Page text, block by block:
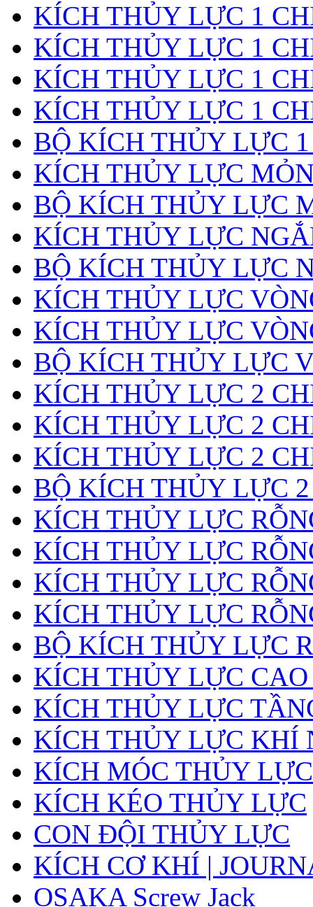
KÍCH THỦY LỰC 1
KÍCH THỦY LỰC 1
KÍCH THỦY LỰC 1
KÍCH THỦY LỰC 1
BỘ KÍCH THỦY LỰC
KÍCH THỦY LỰC
BỘ KÍCH THỦY LỰC
KÍCH THỦY LỰC
BỘ KÍCH THỦY LỰC
KÍCH THỦY LỰC
KÍCH THỦY LỰC
BỘ KÍCH THỦY LỰC
KÍCH THỦY LỰC 2
KÍCH THỦY LỰC 2
KÍCH THỦY LỰC 2
BỘ KÍCH THỦY LỰC
KÍCH THỦY LỰC
KÍCH THỦY LỰC
KÍCH THỦY LỰC
KÍCH THỦY LỰC
BỘ KÍCH THỦY LỰC
KÍCH THỦY LỰC
KÍCH THỦY LỰC
KÍCH THỦY LỰC KHÍ
KÍCH MÓC THỦY LỰC
KÍCH KÉO THỦY LỰC
CON ĐỘI THỦY LỰC
KÍCH CƠ KHÍ |
OSAKA Screw Jack